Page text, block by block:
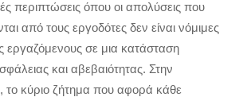
περιπτώσεις όπου οι απολύσεις που
από τους εργοδότες δεν είναι νόμιμες
εργαζόμενους σε μια κατάσταση
και αβεβαιότητας. Στην
το κύριο ζήτημα που αφορά κάθε